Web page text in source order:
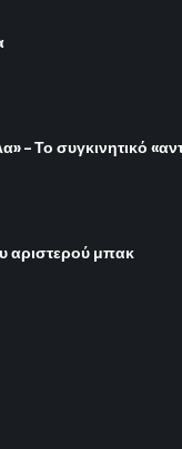
– Το συγκινητικό
αριστερού μπακ